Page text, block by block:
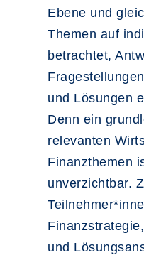
Ebene und
Themen auf
betrachtet,
und Lösungen
Denn ein
relevanten
Finanzthemen
unverzichtbar.
und